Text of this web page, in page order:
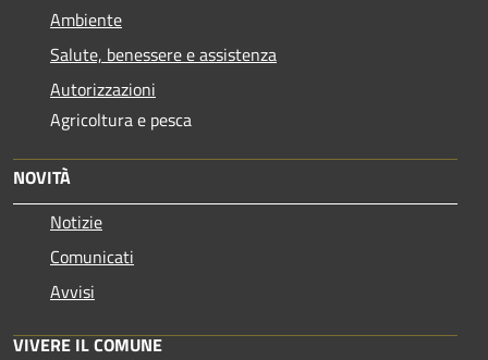
Ambiente
Salute, benessere e assistenza
Autorizzazioni
Agricoltura e pesca
NOVITÀ
Notizie
Comunicati
Avvisi
VIVERE IL COMUNE